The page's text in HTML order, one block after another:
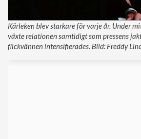
Kärleken blev starkare för varje år. Under
växte relationen samtidigt som pressens
flickvännen intensifierades. Bild: Freddy